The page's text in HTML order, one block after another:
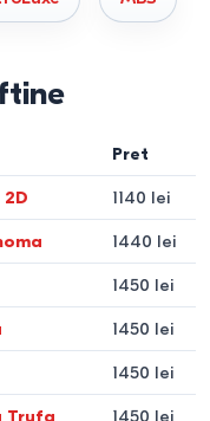
Fabrik Home
cu rafturi,
pantofi pe
Pret
1140 lei
1440 lei
1450 lei
1450 lei
1450 lei
Trufa 1450 lei